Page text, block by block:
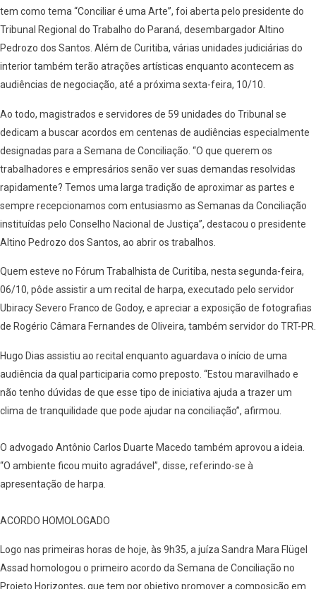
tem como tema “Conciliar é uma Arte”, foi aberta pelo presidente do
Tribunal Regional do Trabalho do Paraná, desembargador Altino
Pedrozo dos Santos. Além de Curitiba, várias unidades judiciárias do
interior também terão atrações artísticas enquanto acontecem as
audiências de negociação, até a próxima sexta-feira, 10/10.
Ao todo, magistrados e servidores de 59 unidades do Tribunal se
dedicam a buscar acordos em centenas de audiências especialmente
designadas para a Semana de Conciliação. “O que querem os
trabalhadores e empresários senão ver suas demandas resolvidas
rapidamente? Temos uma larga tradição de aproximar as partes e
sempre recepcionamos com entusiasmo as Semanas da Conciliação
instituídas pelo Conselho Nacional de Justiça”, destacou o presidente
Altino Pedrozo dos Santos, ao abrir os trabalhos.
Quem esteve no Fórum Trabalhista de Curitiba, nesta segunda-feira,
06/10, pôde assistir a um recital de harpa, executado pelo servidor
Ubiracy Severo Franco de Godoy, e apreciar a exposição de fotografias
de Rogério Câmara Fernandes de Oliveira, também servidor do TRT-PR.
Hugo Dias assistiu ao recital enquanto aguardava o início de uma
audiência da qual participaria como preposto. “Estou maravilhado e
não tenho dúvidas de que esse tipo de iniciativa ajuda a trazer um
clima de tranquilidade que pode ajudar na conciliação”, afirmou.
O advogado Antônio Carlos Duarte Macedo também aprovou a ideia.
“O ambiente ficou muito agradável”, disse, referindo-se à
apresentação de harpa.
ACORDO HOMOLOGADO
Logo nas primeiras horas de hoje, às 9h35, a juíza Sandra Mara Flügel
Assad homologou o primeiro acordo da Semana de Conciliação no
Projeto Horizontes, que tem por objetivo promover a composição em